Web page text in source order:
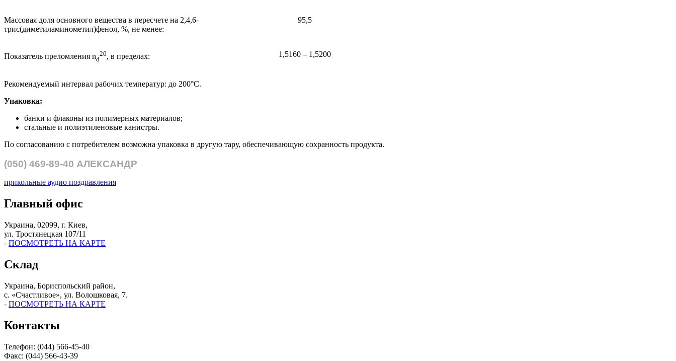
Массовая доля основного вещества в пересчете на 2,4,6-
трис(диметиламинометил)фенол, %, не менее:
95,5
Показатель преломления nd
20, в пределах: 1,5160 – 1,5200
Рекомендуемый интервал рабочих температур: до 200°С.
Упаковка:
банки и флаконы из полимерных материалов;
стальные и полиэтиленовые канистры.
По согласованию с потребителем возможна упаковка в другую тару, обеспечивающую сохранность продукта.
(050) 469-89-40 АЛЕКСАНДР
прикольные аудио поздравления
Главный офис
Украина, 02099, г. Киев,
ул. Тростянецкая 107/11
- ПОСМОТРЕТЬ НА КАРТЕ
Склад
Украина, Бориспольский район,
с. «Счастливое», ул. Волошковая, 7.
- ПОСМОТРЕТЬ НА КАРТЕ
Контакты
Телефон: (044) 566-45-40
Факс: (044) 566-43-39